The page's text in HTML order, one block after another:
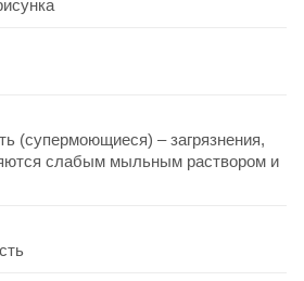
(супермоющиеся) – загрязнения,
слабым мыльным раствором и